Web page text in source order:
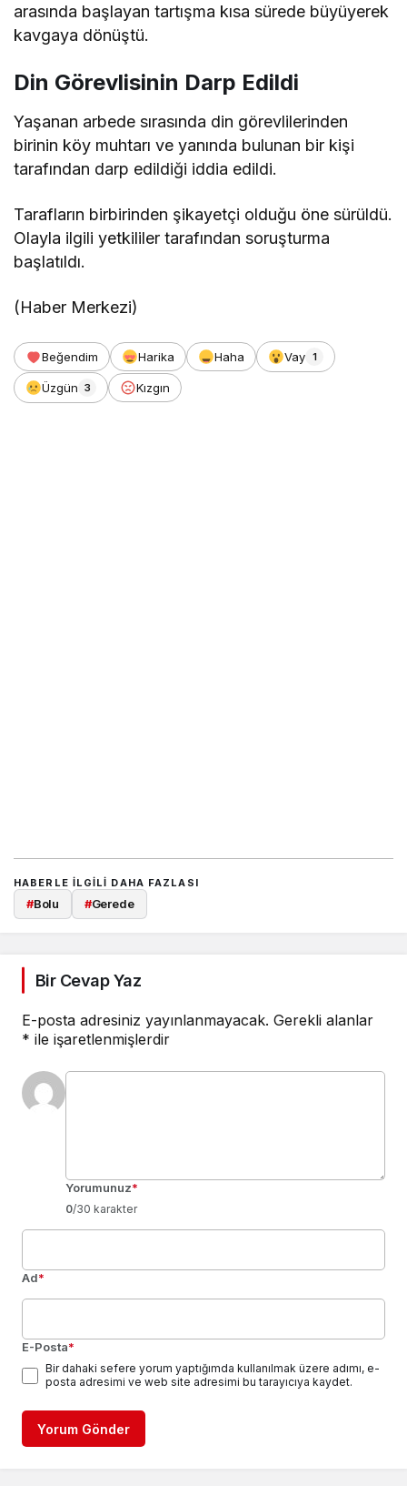
arasında başlayan tartışma kısa sürede büyüyerek
kavgaya dönüştü.
Din Görevlisinin Darp Edildi
Yaşanan arbede sırasında din görevlilerinden
birinin köy muhtarı ve yanında bulunan bir kişi
tarafından darp edildiği iddia edildi.
Tarafların birbirinden şikayetçi olduğu öne sürüldü.
Olayla ilgili yetkililer tarafından soruşturma
başlatıldı.
(Haber Merkezi)
Beğendim Harika Haha Vay 1
Üzgün 3 Kızgın
HABERLE ILGILI DAHA FAZLASI
#Bolu #Gerede
Bir Cevap Yaz
E-posta adresiniz yayınlanmayacak. Gerekli alanlar
* ile işaretlenmişlerdir
Yorumunuz*
0/30 karakter
Ad*
E-Posta*
Bir dahaki sefere yorum yaptığımda kullanılmak üzere adımı, e-
posta adresimi ve web site adresimi bu tarayıcıya kaydet.
Yorum Gönder